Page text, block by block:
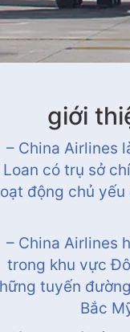
giới
– China Airlines
Loan có trụ sở
động chủ
– China Airlines
trong khu vực
tuyến
Bắc